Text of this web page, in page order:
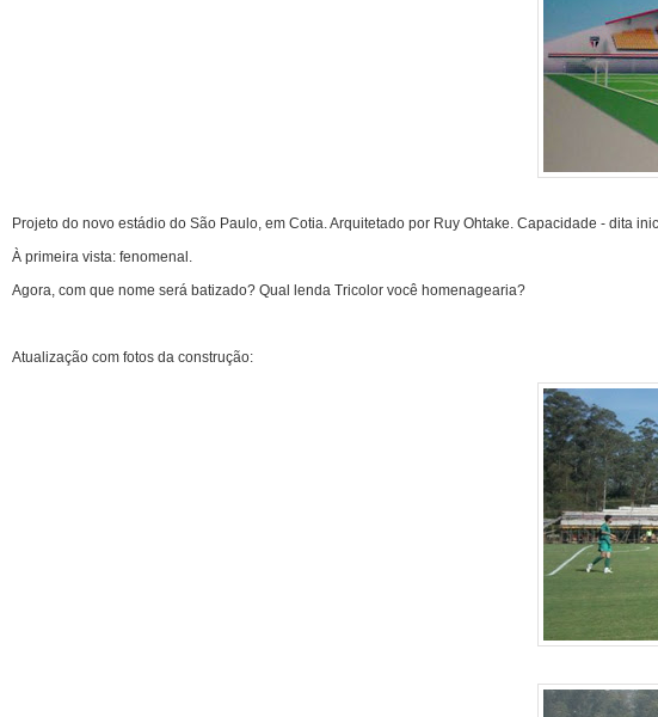
Projeto do novo estádio do São Paulo, em Cotia. Arquitetado por Ruy Ohtake. Capacidade - dita
À primeira vista: fenomenal.
Agora, com que nome será batizado? Qual lenda Tricolor você homenagearia?
Atualização com fotos da construção: